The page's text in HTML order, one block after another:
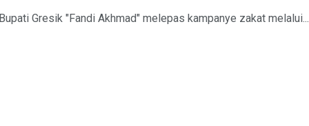
Gresik "Fandi Akhmad" melepas kampanye zakat melalui...